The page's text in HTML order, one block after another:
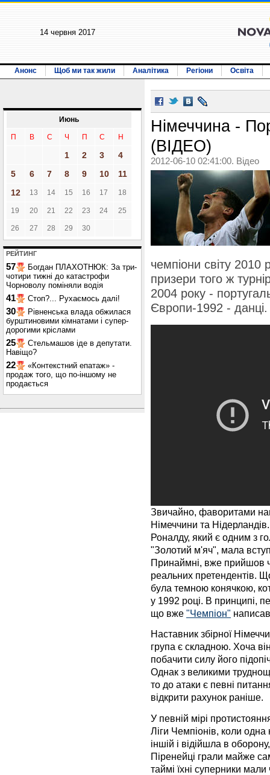
14 червня 2017
Анонс Щоб ми так жили Аналітика Регіони Освіта
Июнь
П В С Ч П С Н
1 2 3
4
5
6 7 8 9 10
11
12
13 14 15 16 17 18
19 20 21 22 23 24 25
26 27 28 29 30
РЕЙТИНГ
57
Богдан ПЛАХОТНЮК: За три-
чотири тижні до катастрофи
Чорноволу поміняли водія
41 Стоп?... Рухаємось далі!
30
Рівненська влада обжилася
бурштиновими кімнатами і супер-
дорогими кріслами
25
Стельмашов іде в депутати.
Навіщо?
22
«Контекстний епатаж» -
продаж того, що по-іншому не
продається
Німеччина -
(ВІДЕО)
2012-06-10 02:41:00. Відео
чемпіони світу 2010
призери того ж
2004 року -
Європи-1992 - данці.
Звичайно, фаворитами
Німеччини та
Роналду, який є одним з
"Золотий м'яч", мала
Принаймні, вже прийшов
реальних претендентів.
була темною конячкою,
у 1992 році. В принципі,
що вже "Чемпіон"
Наставник збірної
група є складною. Хоча
побачити силу його
Однак з великими
то до атаки є певні
відкрити рахунок раніше.
У певній мірі
Ліги Чемпіонів, коли одна
іншій і відійшла в
Піренейці грали майже
таймі їхні суперники